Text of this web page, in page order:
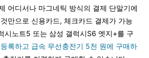
어디서나 마그네틱 방식의 결제 단말기에
만으로 신용카드, 체크카드 결제가 가능
시노트5 또는 삼성 갤럭시S6 엣지+를 구
록하고 급속 무선충전기 5천 원에 구매하